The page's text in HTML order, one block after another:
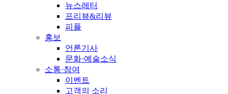
뉴스레터
프리뷰&리뷰
피플
홍보
언론기사
문화·예술소식
소통·참여
이벤트
고객의 소리